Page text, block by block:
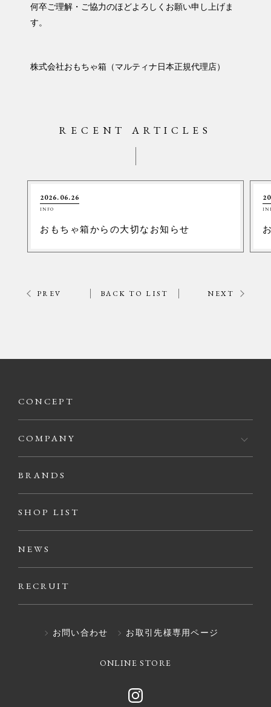
何卒ご理解・ご協力のほどよろしくお願い申し上げま
す。
株式会社おもちゃ箱（マルティナ日本正規代理店）
RECENT ARTICLES
2026.06.26
INFO
おもちゃ箱からの大切なお知らせ
PREV BACK TO LIST NEXT
CONCEPT
COMPANY
BRANDS
SHOP LIST
NEWS
RECRUIT
お問い合わせ お取引先様専用ページ
ONLINE STORE